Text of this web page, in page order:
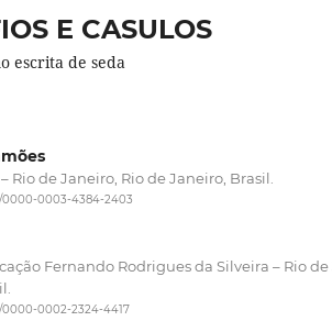
E CASULOS
escrita de seda
Rio de Janeiro, Rio de Janeiro, Brasil.
0000-0003-4384-2403
Fernando Rodrigues da Silveira – Rio de
0000-0002-2324-4417